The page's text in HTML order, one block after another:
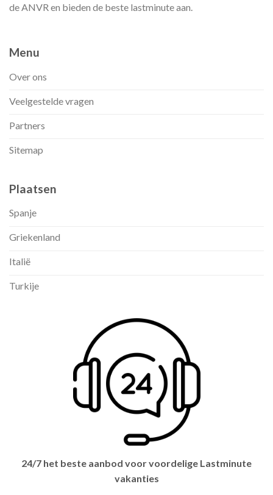
de ANVR en bieden de beste lastminute aan.
Menu
Over ons
Veelgestelde vragen
Partners
Sitemap
Plaatsen
Spanje
Griekenland
Italië
Turkije
24/7 het beste aanbod voor voordelige Lastminute
vakanties